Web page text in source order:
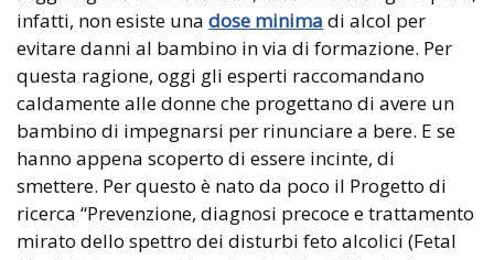
infatti, non esiste una dose minima di alcol per
evitare danni al bambino in via di formazione. Per
questa ragione, oggi gli esperti raccomandano
caldamente alle donne che progettano di avere un
bambino di impegnarsi per rinunciare a bere. E se
hanno appena scoperto di essere incinte, di
smettere. Per questo è nato da poco il Progetto di
ricerca “Prevenzione, diagnosi precoce e trattamento
mirato dello spettro dei disturbi feto alcolici (Fetal